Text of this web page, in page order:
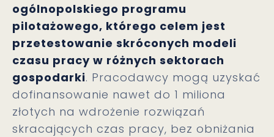
ogólnopolskiego programu
pilotażowego, którego celem jest
przetestowanie skróconych modeli
czasu pracy w różnych sektorach
gospodarki. Pracodawcy mogą uzyskać
dofinansowanie nawet do 1 miliona
złotych na wdrożenie rozwiązań
skracających czas pracy, bez obniżania